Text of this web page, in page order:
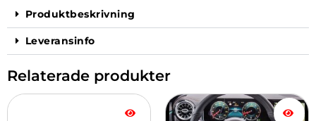
Produktbeskrivning
Leveransinfo
Relaterade produkter
Den
här